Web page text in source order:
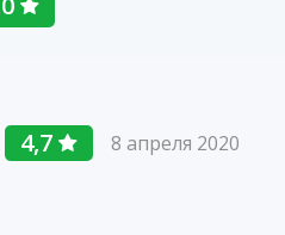
4,7 8 апреля 2020